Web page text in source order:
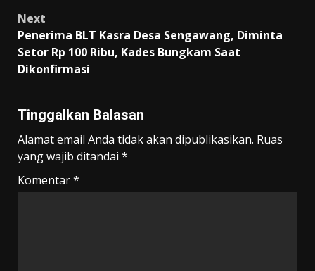
Next
Penerima BLT Kasra Desa Sengawang, Diminta
Setor Rp 100 Ribu, Kades Bungkam Saat
Dikonfirmasi
Tinggalkan Balasan
Alamat email Anda tidak akan dipublikasikan. Ruas
yang wajib ditandai *
Komentar*